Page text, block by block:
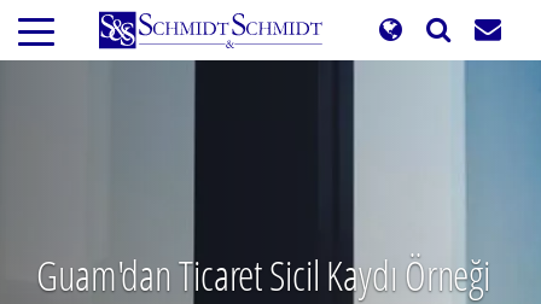
Ana
içeriğe
atla
Guam'dan Ticaret Sicil Kaydı Örneği